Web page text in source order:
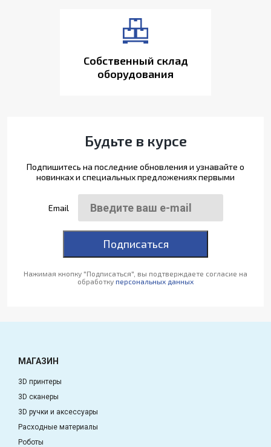
Собственный склад
оборудования
Будьте в курсе
Подпишитесь на последние обновления и узнавайте о
новинках и специальных предложениях первыми
Email
Подписаться
Нажимая кнопку "Подписаться", вы подтверждаете согласие на
обработку персональных данных
МАГАЗИН
3D принтеры
3D сканеры
3D ручки и аксессуары
Расходные материалы
Роботы